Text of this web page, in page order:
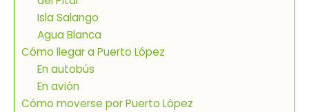
Isla Salango
Agua Blanca
Cómo llegar a Puerto López
En autobús
En avión
Cómo moverse por Puerto López